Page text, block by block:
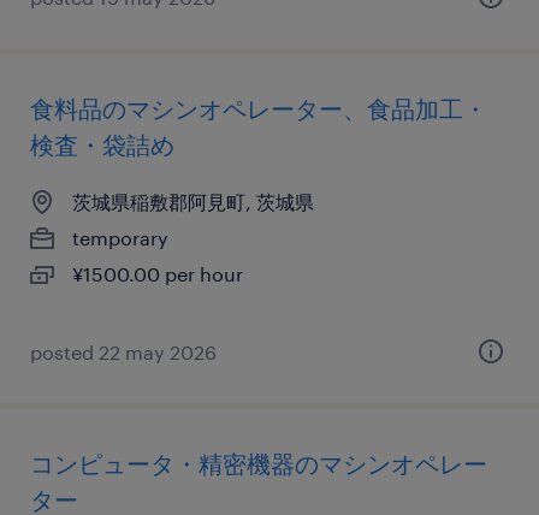
食料品のマシンオペレーター、食品加工・
検査・袋詰め
茨城県稲敷郡阿見町, 茨城県
temporary
¥1500.00 per hour
posted 22 may 2026
コンピュータ・精密機器のマシンオペレー
ター